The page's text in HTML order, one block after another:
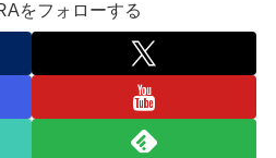
をフォローする